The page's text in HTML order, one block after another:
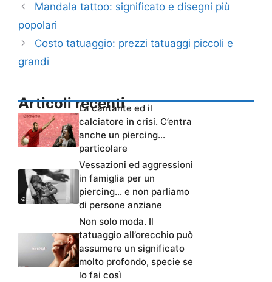
Mandala tattoo: significato e disegni più
popolari
Costo tatuaggio: prezzi tatuaggi piccoli e
grandi
Articoli recenti
La cantante ed il
calciatore in crisi. C’entra
anche un piercing…
particolare
Vessazioni ed aggressioni
in famiglia per un
piercing… e non parliamo
di persone anziane
Non solo moda. Il
tatuaggio all’orecchio può
assumere un significato
molto profondo, specie se
lo fai così